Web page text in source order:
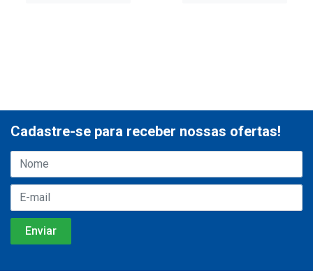
Cadastre-se para receber nossas ofertas!